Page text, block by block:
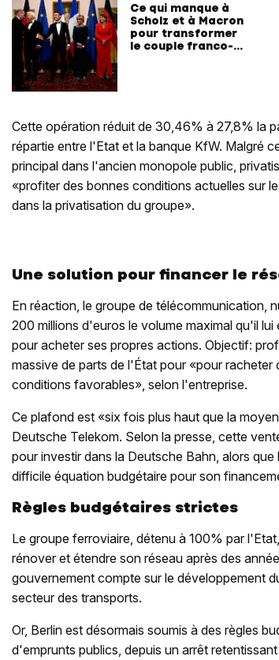
Ce qui manque à
Scholz et à Macron
pour transformer
le couple franco-
Cette opération réduit de 30,46% à 27,8% la
répartie entre l'Etat et la banque KfW. Malgré
principal dans l'ancien monopole public,
«profiter des bonnes conditions actuelles sur
dans la privatisation du groupe».
Une solution pour financer le
En réaction, le groupe de télécommunication,
200 millions d'euros le volume maximal qu'il
pour acheter ses propres actions. Objectif:
massive de parts de l'État pour «pour
conditions favorables», selon l'entreprise.
Ce plafond est «six fois plus haut que la
Deutsche Telekom. Selon la presse, cette
pour investir dans la Deutsche Bahn, alors
difficile équation budgétaire pour son
Règles budgétaires strictes
Le groupe ferroviaire, détenu à 100% par
rénover et étendre son réseau après des
gouvernement compte sur le développement
secteur des transports.
Or, Berlin est désormais soumis à des règles
d'emprunts publics, depuis un arrêt